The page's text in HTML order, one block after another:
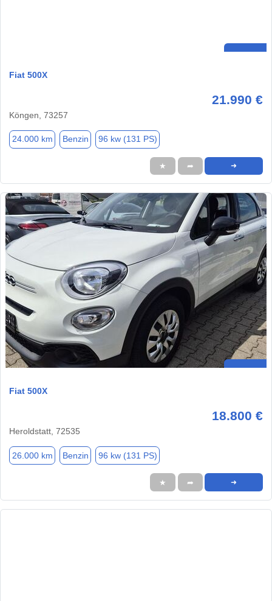
Fiat 500X
21.990 €
Köngen, 73257
24.000 km Benzin 96 kw (131 PS)
★ ➦ ➜
Fiat 500X
18.800 €
Heroldstatt, 72535
26.000 km Benzin 96 kw (131 PS)
★ ➦ ➜